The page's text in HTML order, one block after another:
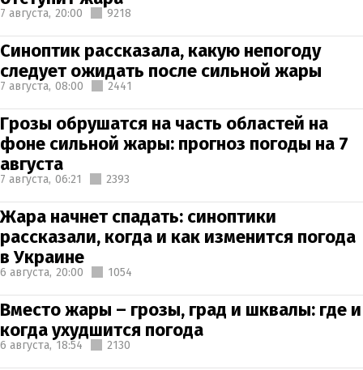
7 августа, 20:00 9218
Синоптик рассказала, какую непогоду
следует ожидать после сильной жары
7 августа, 08:00 2441
Грозы обрушатся на часть областей на
фоне сильной жары: прогноз погоды на 7
августа
7 августа, 06:21 2393
Жара начнет спадать: синоптики
рассказали, когда и как изменится погода
в Украине
6 августа, 20:00 1054
Вместо жары – грозы, град и шквалы: где и
когда ухудшится погода
6 августа, 18:54 2130